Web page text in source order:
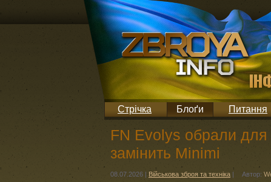
Стрічка Блоґи Питання
FN Evolys обрали для
замінить Minimi
08.07.2026 | Військова зброя та техніка | Автор: